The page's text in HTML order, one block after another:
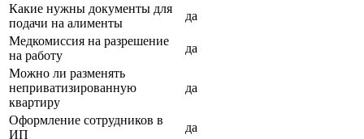
Какие нужны документы для
подачи на алименты
да
Медкомиссия на разрешение
на работу
да
Можно ли разменять
неприватизированную
квартиру
да
Оформление сотрудников в
ИП
да